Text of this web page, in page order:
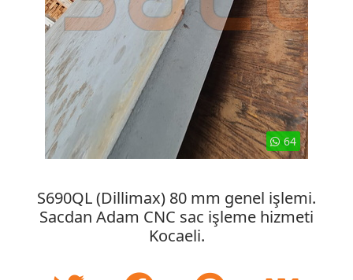
64
S690QL (Dillimax) 80 mm genel işlemi.
Sacdan Adam CNC sac işleme hizmeti
Kocaeli.